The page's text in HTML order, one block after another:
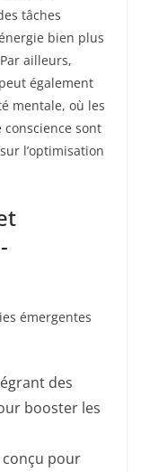
tâches
bien plus
ailleurs,
également
mentale, où les
sont
l’optimisation
émergentes
des
booster les
pour